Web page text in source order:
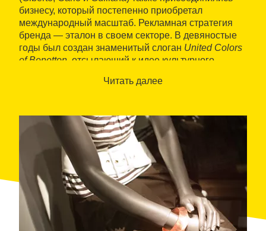
бизнесу, который постепенно приобретал
международный масштаб. Рекламная стратегия
бренда — эталон в своем секторе. В девяностые
годы был создан знаменитый слоган United Colors
of Benetton , отсылающий к идее культурного
Читать далее